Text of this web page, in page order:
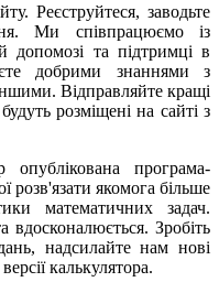
Реєструйтеся, заводьте
Ми співпрацюємо із
допомозі та підтримці в
добрими знаннями з
Відправляйте кращі
розміщені на сайті з
опублікована програма-
розв'язати якомога більше
математичних задач.
вдосконалюється. Зробіть
надсилайте нам нові
калькулятора.